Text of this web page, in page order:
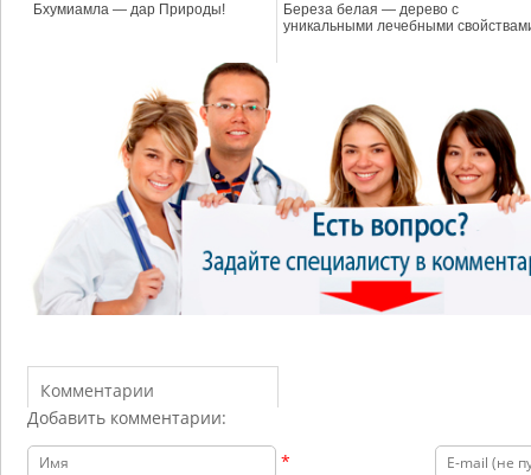
Бхумиамла — дар Природы!
Береза белая — дерево с
уникальными лечебными
Комментарии
Добавить комментарии:
*